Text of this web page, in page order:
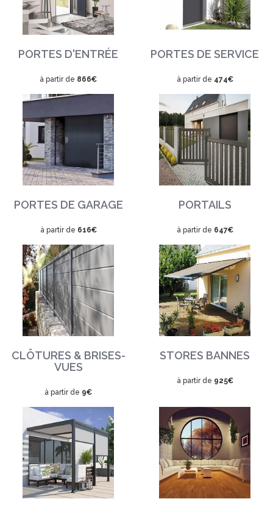
PORTES D'ENTRÉE
à partir de 866€
PORTES DE SERVICE
à partir de 474€
PORTES DE GARAGE
à partir de 616€
PORTAILS
à partir de 647€
CLÔTURES & BRISES-
VUES
à partir de 9€
STORES BANNES
à partir de 925€